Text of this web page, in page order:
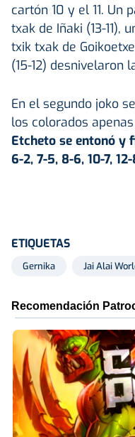
cartón 10 y el 11. Un
txak de Iñaki (13-11),
txik txak de
(15-12) desnivelaron
En el segundo joko
los colorados
Etcheto se entonó y
6-2, 7-5, 8-6, 10-7,
ETIQUETAS
Gernika Jai Alai